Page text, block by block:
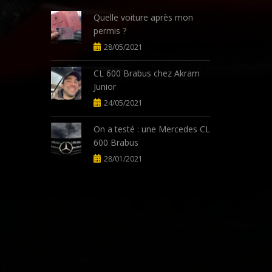
Quelle voiture après mon
permis ?
28/05/2021
CL 600 Brabus chez Akram
Junior
24/05/2021
On a testé : une Mercedes CL
600 Brabus
28/01/2021